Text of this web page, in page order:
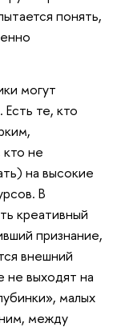
понять,
могут
те, кто
не
на высокие
В
креативный
признание,
внешний
не выходят на
малых
между